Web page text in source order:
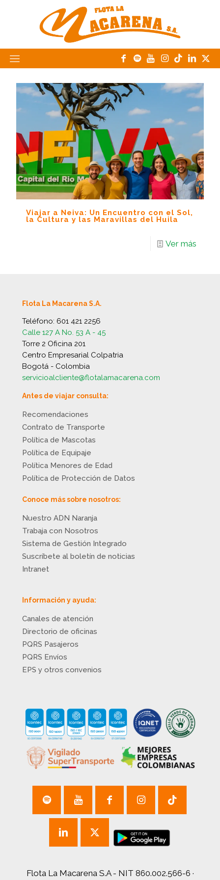
Viajar a Neiva: Un Encuentro con el Sol,
la Cultura y las Maravillas del Huila
Ver más
Flota La Macarena S.A.
Teléfono: 601 421 2256
Calle 127 A No. 53 A - 45
Torre 2 Oficina 201
Centro Empresarial Colpatria
Bogotá - Colombia
servicioalcliente@flotalamacarena.com
Antes de viajar consulta:
Recomendaciones
Contrato de Transporte
Política de Mascotas
Política de Equipaje
Política Menores de Edad
Política de Protección de Datos
Conoce más sobre nosotros:
Nuestro ADN Naranja
Trabaja con Nosotros
Sistema de Gestión Integrado
Suscríbete al boletín de noticias
Intranet
Información y ayuda:
Canales de atención
Directorio de oficinas
PQRS Pasajeros
PQRS Envíos
EPS y otros convenios
Flota La Macarena S.A - NIT 860.002.566-6 ·